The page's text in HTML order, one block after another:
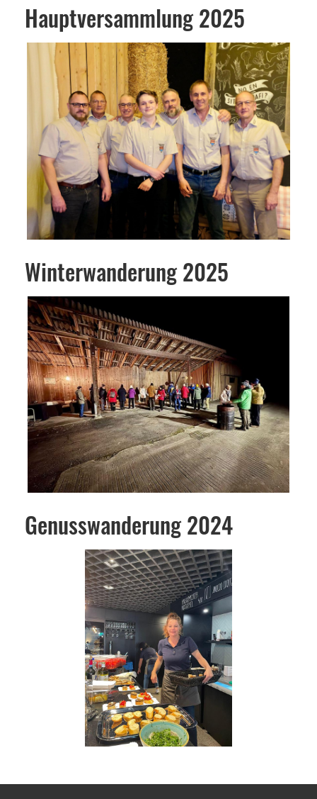
Hauptversammlung 2025
Winterwanderung 2025
Genusswanderung 2024